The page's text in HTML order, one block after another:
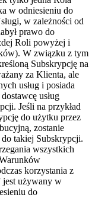
w odniesieniu do
w zależności od
prawo do
Roli powyżej i
W związku z tym
Subskrypcję na
za Klienta, ale
usług i posiada
usług
Jeśli na przykład
do użytku przez
zostanie
takiej Subskrypcji.
wszystkich
korzystania z
jest używany w
do